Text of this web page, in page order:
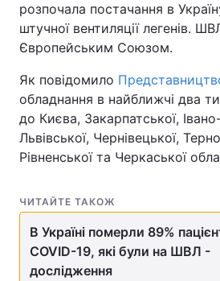
розпочала постачання в
штучної вентиляції легенів.
Європейським Союзом.
Як повідомило
обладнання в найближчі два
до Києва, Закарпатської,
Львівської, Чернівецької,
Рівненської та Черкаської
ЧИТАЙТЕ ТАКОЖ
В Україні померли 89%
COVID-19, які були на ШВЛ -
дослідження